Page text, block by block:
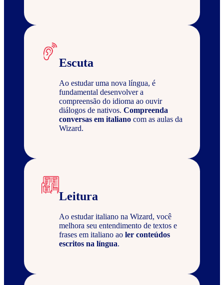
Escuta
Ao estudar uma nova língua, é
fundamental desenvolver a
compreensão do idioma ao ouvir
diálogos de nativos. Compreenda
conversas em italiano com as aulas da
Wizard.
Leitura
Ao estudar italiano na Wizard, você
melhora seu entendimento de textos e
frases em italiano ao ler conteúdos
escritos na língua.